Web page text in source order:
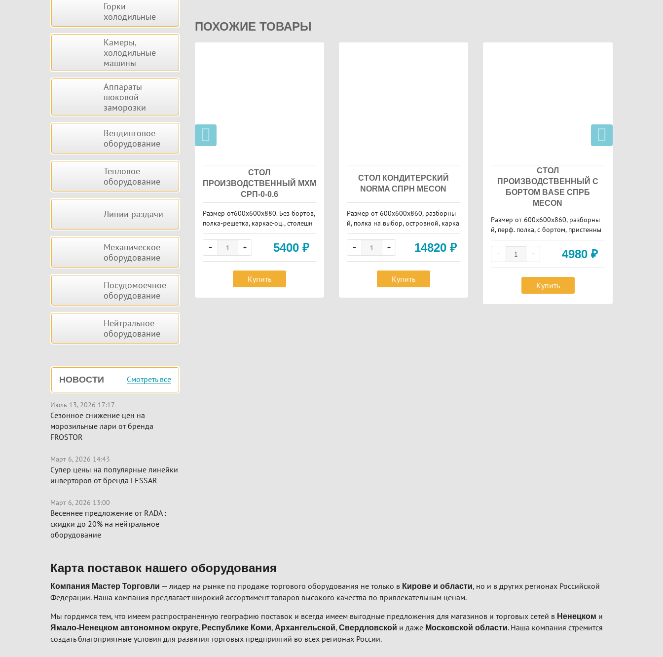
ПОХОЖИЕ ТОВАРЫ
СТОЛ
ПРОИЗВОДСТВЕННЫЙ МХМ
СРП-0-0.6
Размер от600х600х880. Без бортов,
полка-решетка, каркас-оц., столешн
ица-нерж. сталь
5400₽
Купить
СТОЛ КОНДИТЕРСКИЙ
NORMA СПРН MECON
Размер от 600х600х860, разборны
й, полка на выбор, островной, карка
с оцинковка
14820₽
Купить
СТОЛ
ПРОИЗВОДСТВЕННЫЙ С
БОРТОМ BASE СПРБ
MECON
Размер от 600х600х860, разборны
й, перф. полка, с бортом, пристенны
й, каркас оцинковка
4980₽
Купить
Горки
холодильные
Камеры,
холодильные
машины
Аппараты
шоковой
заморозки
Вендинговое
оборудование
Тепловое
оборудование
Линии раздачи
Механическое
оборудование
Посудомоечное
оборудование
Нейтральное
оборудование
НОВОСТИ Смотреть все
Июль 13, 2026 17:17
Сезонное снижение цен на
морозильные лари от бренда
FROSTOR
Март 6, 2026 14:43
Супер цены на популярные линейки
инверторов от бренда LESSAR
Март 6, 2026 13:00
Весеннее предложение от RADA :
скидки до 20% на нейтральное
оборудование
Карта поставок нашего оборудования
Компания Мастер Торговли — лидер на рынке по продаже торгового оборудования не только в Кирове и области, но и в других регионах Российской
Федерации. Наша компания предлагает широкий ассортимент товаров высокого качества по привлекательным ценам.
Мы гордимся тем, что имеем распространенную географию поставок и всегда имеем выгодные предложения для магазинов и торговых сетей в Ненецком и
Ямало-Ненецком автономном округе, Республике Коми, Архангельской, Свердловской и даже Московской области. Наша компания стремится
создать благоприятные условия для развития торговых предприятий во всех регионах России.